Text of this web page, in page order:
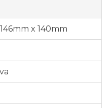
x 140mm